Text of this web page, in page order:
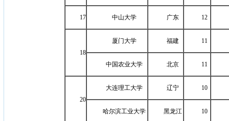
17 中山大学 广东 12
18
厦门大学 福建 11
中国农业大学 北京 11
20
大连理工大学 辽宁 10
哈尔滨工业大学 黑龙江 10